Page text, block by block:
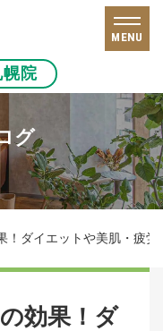
幌院
MENU
グ
！ダイエットや美肌・疲
効果！ダ